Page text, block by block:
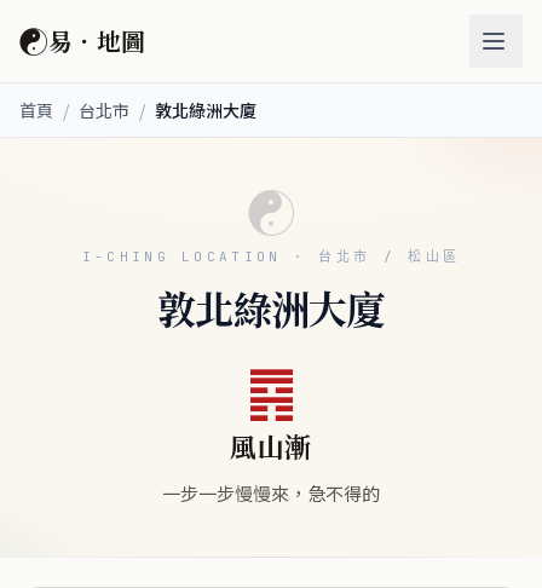
☯易．地圖
首頁 / 台北市 / 敦北綠洲大廈
☯
I-CHING LOCATION · 台北市 / 松山區
敦北綠洲大廈
䷴
風山漸
一步一步慢慢來，急不得的